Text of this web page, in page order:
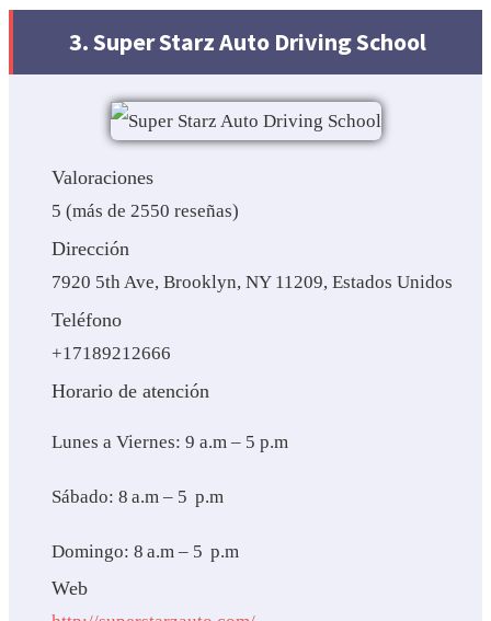
3. Super Starz Auto Driving School
Valoraciones
5 (más de 2550 reseñas)
Dirección
7920 5th Ave, Brooklyn, NY 11209, Estados Unidos
Teléfono
+17189212666
Horario de atención
Lunes a Viernes: 9 a.m – 5 p.m
Sábado: 8 a.m – 5 p.m
Domingo: 8 a.m – 5 p.m
Web